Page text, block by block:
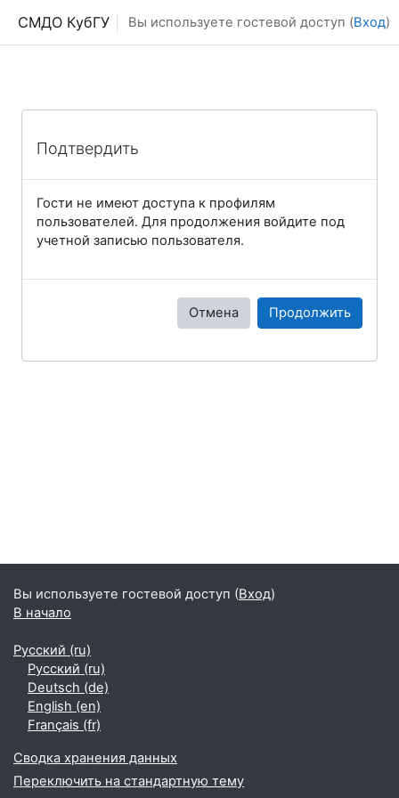
СМДО КубГУ Вы используете гостевой доступ (Вход)
Подтвердить
Гости не имеют доступа к профилям
пользователей. Для продолжения войдите под
учетной записью пользователя.
Отмена Продолжить
Вы используете гостевой доступ (Вход)
В начало
Русский ‎(ru)‎
Русский ‎(ru)‎
Deutsch ‎(de)‎
English ‎(en)‎
Français ‎(fr)‎
Сводка хранения данных
Переключить на стандартную тему